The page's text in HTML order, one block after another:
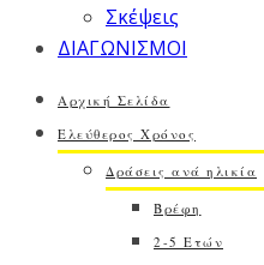
Σκέψεις
ΔΙΑΓΩΝΙΣΜΟΙ
Αρχική Σελίδα
Ελεύθερος Χρόνος
Δράσεις ανά ηλικία
Βρέφη
2-5 Ετών